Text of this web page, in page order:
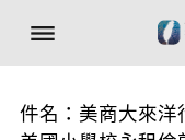
件名：美商大來